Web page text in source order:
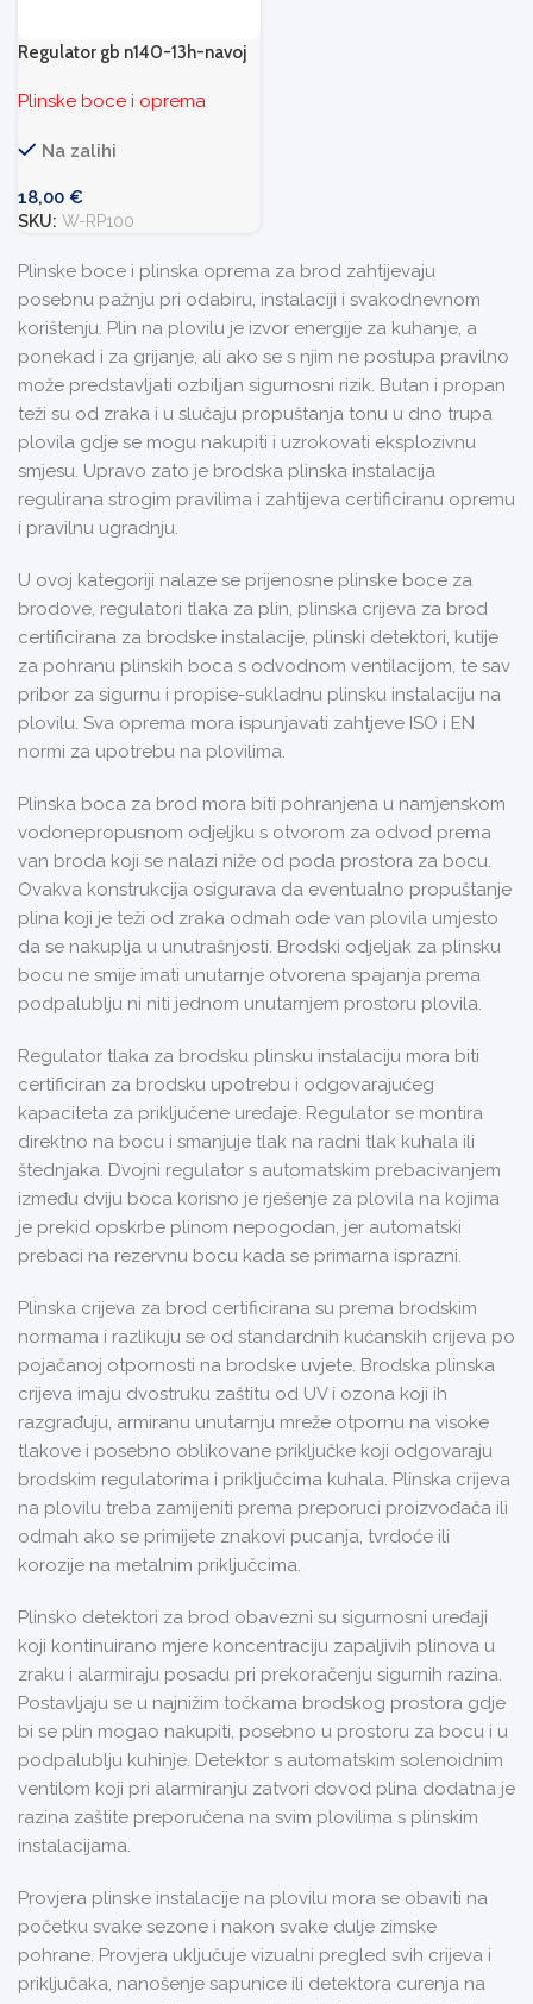
Regulator gb n140-13h-navoj
Plinske boce i oprema
Na zalihi
18,00 €
SKU: W-RP100
Plinske boce i plinska oprema za brod zahtijevaju
posebnu pažnju pri odabiru, instalaciji i svakodnevnom
korištenju. Plin na plovilu je izvor energije za kuhanje, a
ponekad i za grijanje, ali ako se s njim ne postupa pravilno
može predstavljati ozbiljan sigurnosni rizik. Butan i propan
teži su od zraka i u slučaju propuštanja tonu u dno trupa
plovila gdje se mogu nakupiti i uzrokovati eksplozivnu
smjesu. Upravo zato je brodska plinska instalacija
regulirana strogim pravilima i zahtijeva certificiranu opremu
i pravilnu ugradnju.
U ovoj kategoriji nalaze se prijenosne plinske boce za
brodove, regulatori tlaka za plin, plinska crijeva za brod
certificirana za brodske instalacije, plinski detektori, kutije
za pohranu plinskih boca s odvodnom ventilacijom, te sav
pribor za sigurnu i propise-sukladnu plinsku instalaciju na
plovilu. Sva oprema mora ispunjavati zahtjeve ISO i EN
normi za upotrebu na plovilima.
Plinska boca za brod mora biti pohranjena u namjenskom
vodonepropusnom odjeljku s otvorom za odvod prema
van broda koji se nalazi niže od poda prostora za bocu.
Ovakva konstrukcija osigurava da eventualno propuštanje
plina koji je teži od zraka odmah ode van plovila umjesto
da se nakuplja u unutrašnjosti. Brodski odjeljak za plinsku
bocu ne smije imati unutarnje otvorena spajanja prema
podpalublju ni niti jednom unutarnjem prostoru plovila.
Regulator tlaka za brodsku plinsku instalaciju mora biti
certificiran za brodsku upotrebu i odgovarajućeg
kapaciteta za priključene uređaje. Regulator se montira
direktno na bocu i smanjuje tlak na radni tlak kuhala ili
štednjaka. Dvojni regulator s automatskim prebacivanjem
između dviju boca korisno je rješenje za plovila na kojima
je prekid opskrbe plinom nepogodan, jer automatski
prebaci na rezervnu bocu kada se primarna isprazni.
Plinska crijeva za brod certificirana su prema brodskim
normama i razlikuju se od standardnih kućanskih crijeva po
pojačanoj otpornosti na brodske uvjete. Brodska plinska
crijeva imaju dvostruku zaštitu od UV i ozona koji ih
razgrađuju, armiranu unutarnju mreže otpornu na visoke
tlakove i posebno oblikovane priključke koji odgovaraju
brodskim regulatorima i priključcima kuhala. Plinska crijeva
na plovilu treba zamijeniti prema preporuci proizvođača ili
odmah ako se primijete znakovi pucanja, tvrdoće ili
korozije na metalnim priključcima.
Plinsko detektori za brod obavezni su sigurnosni uređaji
koji kontinuirano mjere koncentraciju zapaljivih plinova u
zraku i alarmiraju posadu pri prekoračenju sigurnih razina.
Postavljaju se u najnižim točkama brodskog prostora gdje
bi se plin mogao nakupiti, posebno u prostoru za bocu i u
podpalublju kuhinje. Detektor s automatskim solenoidnim
ventilom koji pri alarmiranju zatvori dovod plina dodatna je
razina zaštite preporučena na svim plovilima s plinskim
instalacijama.
Provjera plinske instalacije na plovilu mora se obaviti na
početku svake sezone i nakon svake dulje zimske
pohrane. Provjera uključuje vizualni pregled svih crijeva i
priključaka, nanošenje sapunice ili detektora curenja na